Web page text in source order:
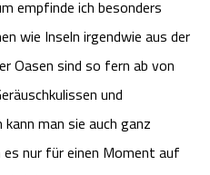
empfinde ich besonders
wie Inseln irgendwie aus der
Oasen sind so fern ab von
und
man sie auch ganz
nur für einen Moment auf